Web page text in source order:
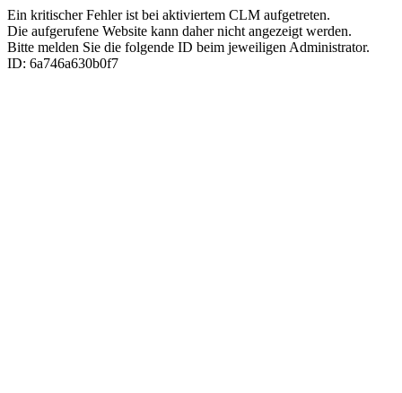
Ein kritischer Fehler ist bei aktiviertem CLM aufgetreten.
Die aufgerufene Website kann daher nicht angezeigt werden.
Bitte melden Sie die folgende ID beim jeweiligen Administrator.
ID: 6a746a630b0f7